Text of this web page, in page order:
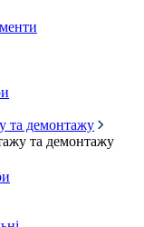
та демонтажу
та демонтажу